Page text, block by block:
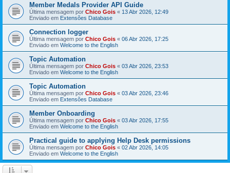
Member Medals Provider API Guide
Última mensagem por Chico Gois « 13 Abr 2026, 12:49
Enviado em Extensões Database
Connection logger
Última mensagem por Chico Gois « 06 Abr 2026, 17:25
Enviado em Welcome to the English
Topic Automation
Última mensagem por Chico Gois « 03 Abr 2026, 23:53
Enviado em Welcome to the English
Topic Automation
Última mensagem por Chico Gois « 03 Abr 2026, 23:46
Enviado em Extensões Database
Member Onboarding
Última mensagem por Chico Gois « 03 Abr 2026, 17:55
Enviado em Welcome to the English
Practical guide to applying Help Desk permissions
Última mensagem por Chico Gois « 02 Abr 2026, 14:05
Enviado em Welcome to the English